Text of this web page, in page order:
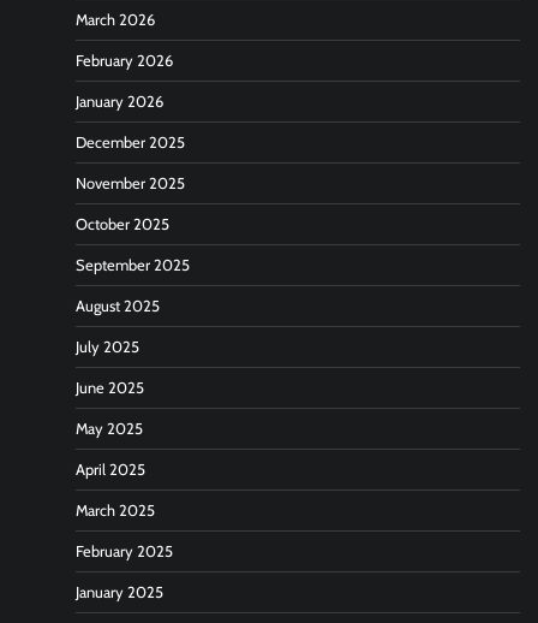
March 2026
February 2026
January 2026
December 2025
November 2025
October 2025
September 2025
August 2025
July 2025
June 2025
May 2025
April 2025
March 2025
February 2025
January 2025